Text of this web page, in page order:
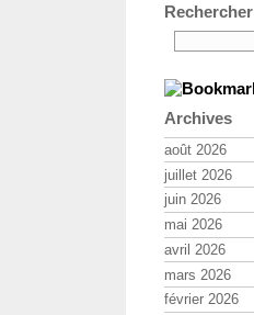
Rechercher
Archives
août 2026
juillet 2026
juin 2026
mai 2026
avril 2026
mars 2026
février 2026